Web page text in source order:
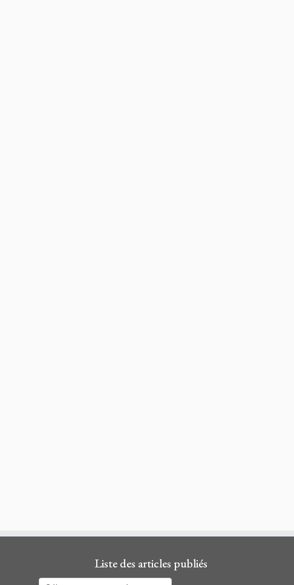
Liste des articles publiés